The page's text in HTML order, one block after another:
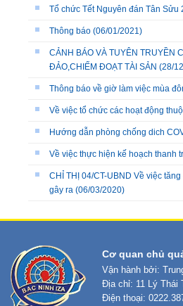
Tổ chức Tết Nguyên đán Tân Sửu
Thông báo (06/01/2021)
CẢNH BÁO VÀ TUYÊN TRUYỀN
ĐẢO,CHIẾM ĐOẠT TÀI SẢN (28/
Thông báo về giờ làm việc mùa
Về việc tổ chức các hoạt động
Hướng dẫn phòng chống dich
Về việc thực hiện kế hoạch thanh
CHỈ THỊ 04/CT-UBND Về việc
gây ra (06/03/2020)
Cơ quan chủ
Vận hành bởi:
Địa chỉ: 11 Lý Thái
Điện thoại: